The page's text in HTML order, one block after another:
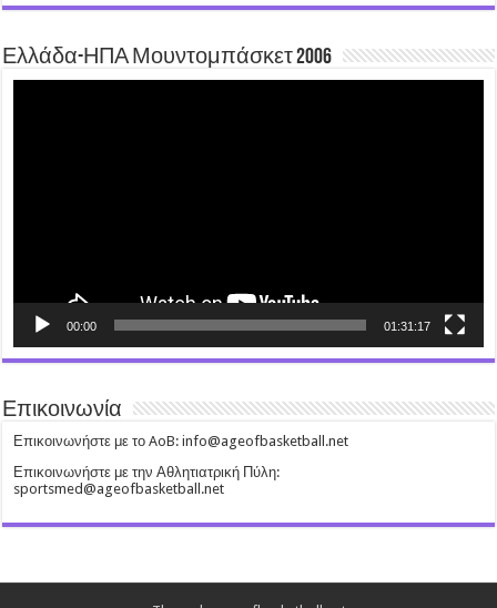
Ελλάδα-ΗΠΑ Μουντομπάσκετ 2006
00:00 01:31:17
Επικοινωνία
Επικοινωνήστε με το AoB: info@ageofbasketball.net
Επικοινωνήστε με την Αθλητιατρική Πύλη:
sportsmed@ageofbasketball.net